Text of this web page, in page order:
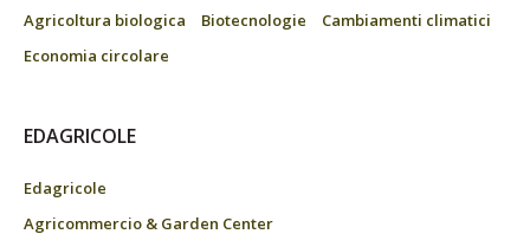
Agricoltura biologica
Biotecnologie
Cambiamenti climatici
Economia circolare
EDAGRICOLE
Edagricole
Agricommercio & Garden Center